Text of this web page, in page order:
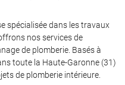
nos propositions commerciales à
vous désinscrire à tout moment en
spécialisée dans les travaux
nos services de
de plomberie. Basés à
toute la Haute-Garonne (31)
de plomberie intérieure.